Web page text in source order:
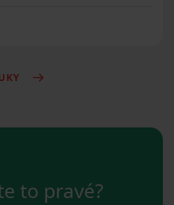
to pravé?